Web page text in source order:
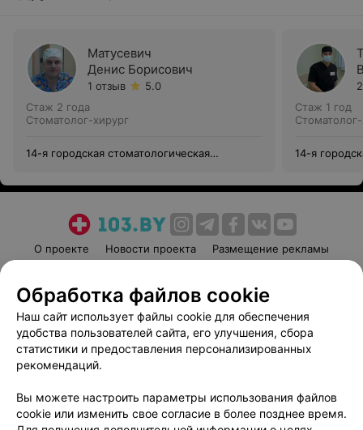
Матусевич
Денис Борисович
1 отзыв
5.0
Стаж 2 года
Стоматолог-хирург
14-я городская стоматологическая
Стаж 1 год
14-я
О проекте Новости проекта
Размещение рекламы
Пользовательское соглашение
Способы оплаты
Вакансии
Партнеры
Написать руководителю 103.by
Обработка персональных данных
Обработка файлов cookie
Наш сайт использует файлы cookie для обеспечения
удобства пользователей сайта, его улучшения, сбора
статистики и предоставления персонализированных
рекомендаций.
Вы можете настроить параметры использования файлов
cookie или изменить свое согласие в более позднее время.